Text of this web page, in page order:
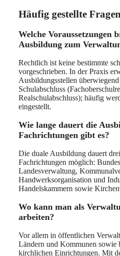
Häufig gestellte Fragen
Welche Voraussetzungen
Ausbildung zum
Rechtlich ist keine bestimmte
vorgeschrieben. In der Praxis
Ausbildungsstellen
Schulabschluss
Realschulabschluss); häufig
eingestellt.
Wie lange dauert die
Fachrichtungen gibt es?
Die duale Ausbildung dauert
Fachrichtungen möglich:
Landesverwaltung,
Handwerksorganisation und
Handelskammern sowie
Wo kann man als
arbeiten?
Vor allem in öffentlichen
Ländern und Kommunen sowie
kirchlichen Einrichtungen. Mit